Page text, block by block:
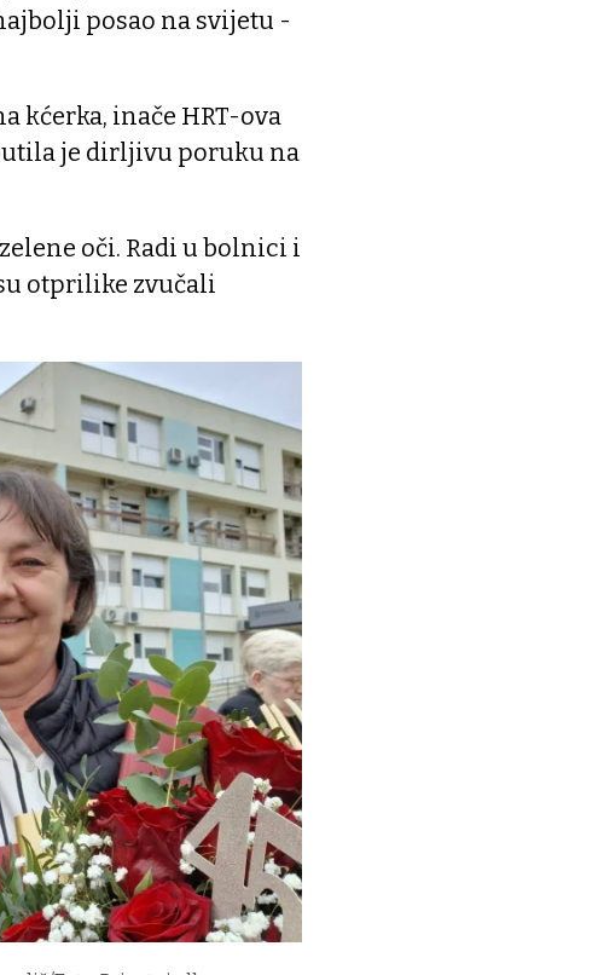
posao na svijetu -
kćerka, inače HRT-ova
je dirljivu poruku na
oči. Radi u bolnici i
otprilike zvučali